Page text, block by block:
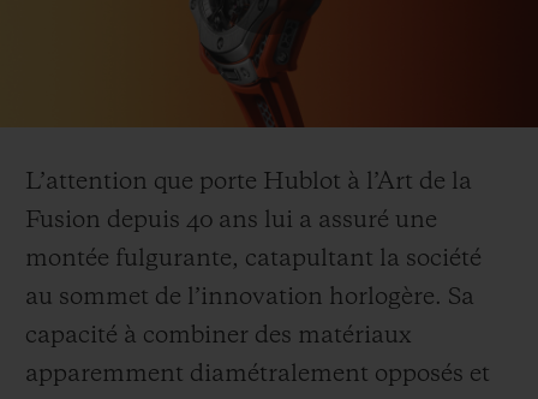
Play
L’attention que porte Hublot à l’Art de la
Fusion depuis 40 ans lui a assuré une
montée fulgurante, catapultant la société
au sommet de l’innovation horlogère. Sa
capacité à combiner des matériaux
apparemment diamétralement opposés et
TROUVER UNE BOUTIQUE